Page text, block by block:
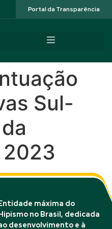
Portal da Transparência
Sul-
máxima do
no Brasil, dedicada
desenvolvimento e à